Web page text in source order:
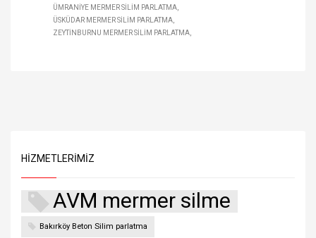
ÜMRANIYE MERMER SILIM PARLATMA
ÜSKÜDAR MERMER SILIM PARLATMA
ZEYTINBURNU MERMER SILIM PARLATMA
HIZMETLERIMIZ
AVM mermer silme
Bakırköy Beton Silim parlatma